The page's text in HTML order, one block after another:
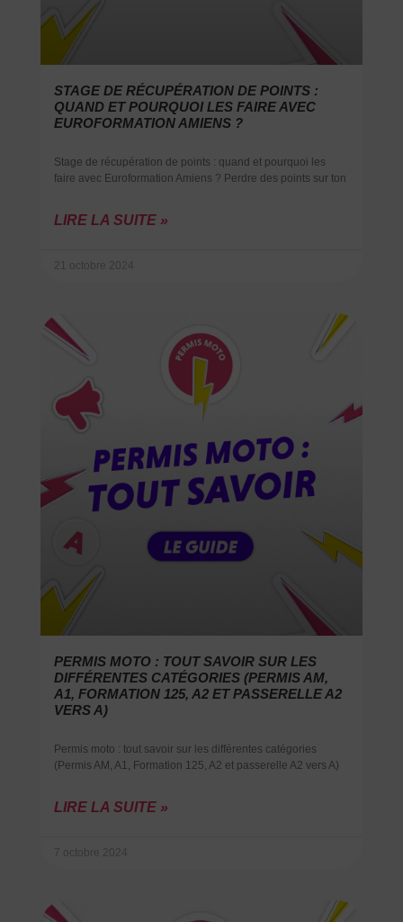
STAGE DE RÉCUPÉRATION DE POINTS :
QUAND ET POURQUOI LES FAIRE AVEC
EUROFORMATION AMIENS ?
Stage de récupération de points : quand et pourquoi les
faire avec Euroformation Amiens ? Perdre des points sur ton
LIRE LA SUITE »
21 octobre 2024
PERMIS MOTO : TOUT SAVOIR SUR LES
DIFFÉRENTES CATÉGORIES (PERMIS AM,
A1, FORMATION 125, A2 ET PASSERELLE A2
VERS A)
Permis moto : tout savoir sur les différentes catégories
(Permis AM, A1, Formation 125, A2 et passerelle A2 vers A)
LIRE LA SUITE »
7 octobre 2024